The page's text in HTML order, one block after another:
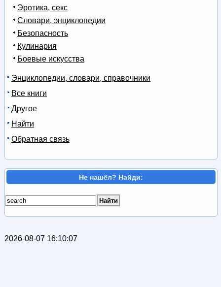
Эротика, секс
Словари, энциклопедии
Безопасность
Кулинария
Боевые искусства
Энциклопедии, словари, справочники
Все книги
Другое
Найти
Обратная связь
Не нашёл? Найди:
2026-08-07 16:10:07